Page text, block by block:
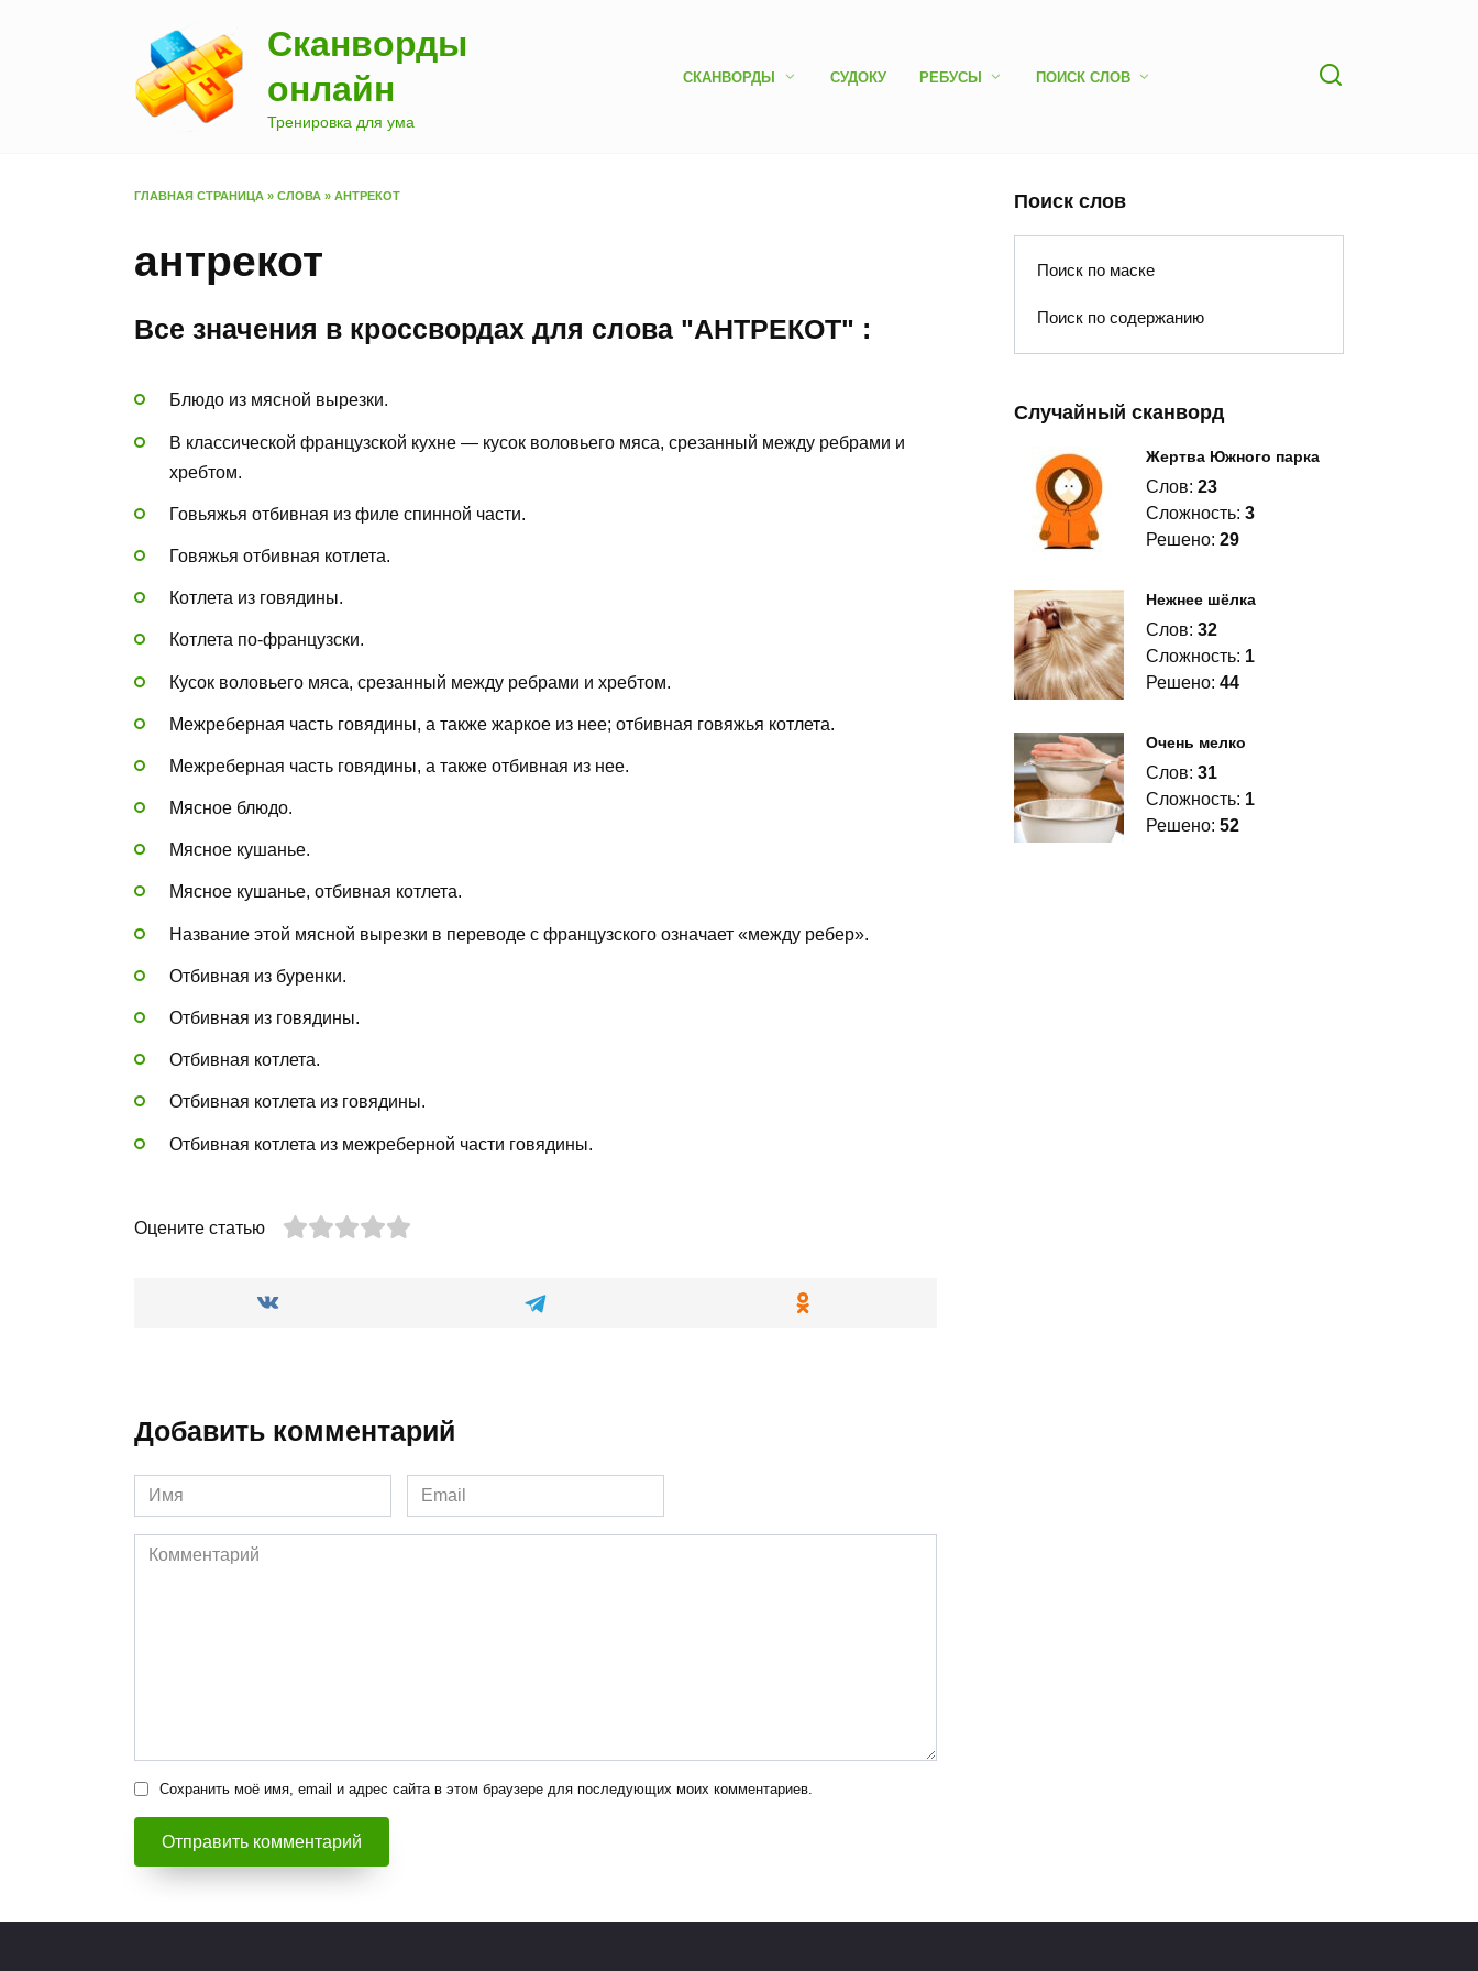
Сканворды
онлайн
Тренировка для ума
СКАНВОРДЫ СУДОКУ РЕБУСЫ ПОИСК СЛОВ
ГЛАВНАЯ СТРАНИЦА » СЛОВА » АНТРЕКОТ
антрекот
Все значения в кроссвордах для слова "АНТРЕКОТ" :
Блюдо из мясной вырезки.
В классической французской кухне — кусок воловьего мяса, срезанный между ребрами и
хребтом.
Говьяжья отбивная из филе спинной части.
Говяжья отбивная котлета.
Котлета из говядины.
Котлета по-французски.
Кусок воловьего мяса, срезанный между ребрами и хребтом.
Межреберная часть говядины, а также жаркое из нее; отбивная говяжья котлета.
Межреберная часть говядины, а также отбивная из нее.
Мясное блюдо.
Мясное кушанье.
Мясное кушанье, отбивная котлета.
Название этой мясной вырезки в переводе с французского означает «между ребер».
Отбивная из буренки.
Отбивная из говядины.
Отбивная котлета.
Отбивная котлета из говядины.
Отбивная котлета из межреберной части говядины.
Оцените статью
Добавить комментарий
Имя
*
Email
*
Комментарий
Сохранить моё имя, email и адрес сайта в этом браузере для последующих моих комментариев.
Поиск слов
Поиск по маске
Поиск по содержанию
Случайный сканворд
Жертва Южного парка
Слов: 23
Сложность: 3
Решено: 29
Нежнее шёлка
Слов: 32
Сложность: 1
Решено: 44
Очень мелко
Слов: 31
Сложность: 1
Решено: 52